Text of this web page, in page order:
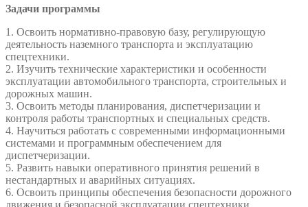
Задачи программы
1. Освоить нормативно‑правовую базу, регулирующую
деятельность наземного транспорта и эксплуатацию
спецтехники.
2. Изучить технические характеристики и особенности
эксплуатации автомобильного транспорта, строительных и
дорожных машин.
3. Освоить методы планирования, диспетчеризации и
контроля работы транспортных и специальных средств.
4. Научиться работать с современными информационными
системами и программным обеспечением для
диспетчеризации.
5. Развить навыки оперативного принятия решений в
нестандартных и аварийных ситуациях.
6. Освоить принципы обеспечения безопасности дорожного
движения и безопасной эксплуатации спецтехники.